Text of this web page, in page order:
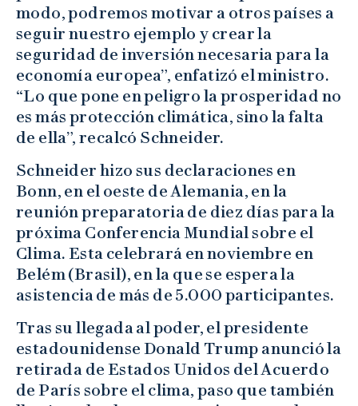
modo, podremos motivar a otros países a
seguir nuestro ejemplo y crear la
seguridad de inversión necesaria para la
economía europea”, enfatizó el ministro.
“Lo que pone en peligro la prosperidad no
es más protección climática, sino la falta
de ella”, recalcó Schneider.
Schneider hizo sus declaraciones en
Bonn, en el oeste de Alemania, en la
reunión preparatoria de diez días para la
próxima Conferencia Mundial sobre el
Clima. Esta celebrará en noviembre en
Belém (Brasil), en la que se espera la
asistencia de más de 5.000 participantes.
Tras su llegada al poder, el presidente
estadounidense Donald Trump anunció la
retirada de Estados Unidos del Acuerdo
de París sobre el clima, paso que también